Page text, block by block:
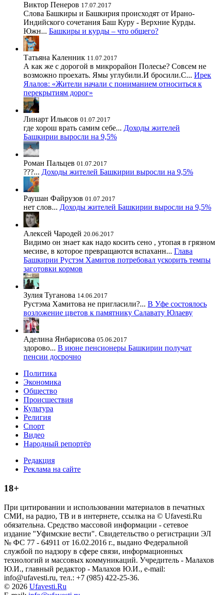
Виктор Пенеров 17.07.2017
Слова Башкиры и Башкирия происходят от Ирано-
Индийского сочетания Баш Куру - Верхние Курды.
Южн... Башкиры и курды – что общего?
Татьяна Каленник 11.07.2017
А как же с дорогой в микрорайон Полесье? Совсем не
возможно проехать. Ямы углубили.И бросили.С... Ирек
Ялалов: «Жители начали с пониманием относиться к
перекрытиям дорог»
Линарт Ильясов 01.07.2017
где хорош врать самим себе... Доходы жителей
Башкирии выросли на 9,5%
Роман Пальцев 01.07.2017
???... Доходы жителей Башкирии выросли на 9,5%
Раушан Файрузов 01.07.2017
нет слов... Доходы жителей Башкирии выросли на 9,5%
Алексей Чародей 20.06.2017
Видимо он знает как надо косить сено , утопая в грязном
месиве, в которое превращаются вспаханн... Глава
Башкирии Рустэм Хамитов потребовал ускорить темпы
заготовки кормов
Зулия Туганова 14.06.2017
Рустэма Хамитова не пригласили?... В Уфе состоялось
возложение цветов к памятнику Салавату Юлаеву
Аделина Янбарисова 05.06.2017
здорово... В июне пенсионеры Башкирии получат
пенсии досрочно
Политика
Экономика
Общество
Происшествия
Культура
Религия
Спорт
Видео
Народный репортёр
Редакция
Реклама на сайте
18+
При цитировании и использовании материалов в печатных
СМИ, на радио, ТВ и в интернете, ссылка на © Ufavesti.Ru
обязательна. Средство массовой информации - сетевое
издание "Уфимские вести". Свидетельство о регистрации ЭЛ
№ ФС 77 - 64911 от 16.02.2016 г., выдано Федеральной
службой по надзору в сфере связи, информационных
технологий и массовых коммуникаций. Учредитель - Малахов
Ю.И., главный редактор - Малахов Ю.И., e-mail:
info@ufavesti.ru, тел.: +7 (985) 422-25-36.
© 2026 Ufavesti.Ru